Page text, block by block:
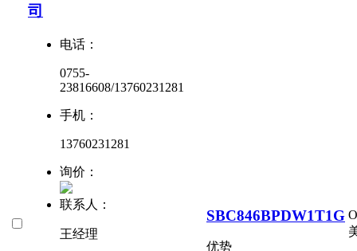
司
电话：
0755-
23816608/13760231281
手机：
13760231281
询价：
联系人：
王经理
SBC846BPDW1T1G
优势